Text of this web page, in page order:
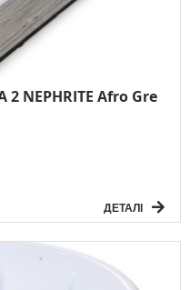
2 NEPHRITE Afro Gre
50Гц
ДЕТАЛІ